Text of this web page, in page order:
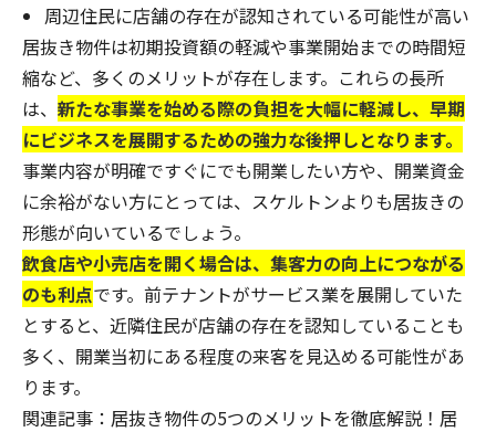
周辺住民に店舗の存在が認知されている可能性が高い
居抜き物件は初期投資額の軽減や事業開始までの時間短
縮など、多くのメリットが存在します。これらの長所
は、 新たな事業を始める際の負担を大幅に軽減し、早期
にビジネスを展開するための強力な後押しとなります。
事業内容が明確ですぐにでも開業したい方や、開業資金
に余裕がない方にとっては、スケルトンよりも居抜きの
形態が向いているでしょう。
飲食店や小売店を開く場合は、集客力の向上につながる
のも利点です。前テナントがサービス業を展開していた
とすると、近隣住民が店舗の存在を認知していることも
多く、開業当初にある程度の来客を見込める可能性があ
ります。
関連記事： 居抜き物件の5つのメリットを徹底解説！居